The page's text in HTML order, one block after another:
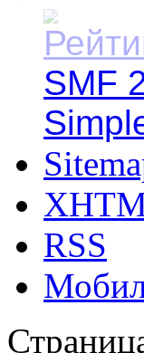
SMF
RSS